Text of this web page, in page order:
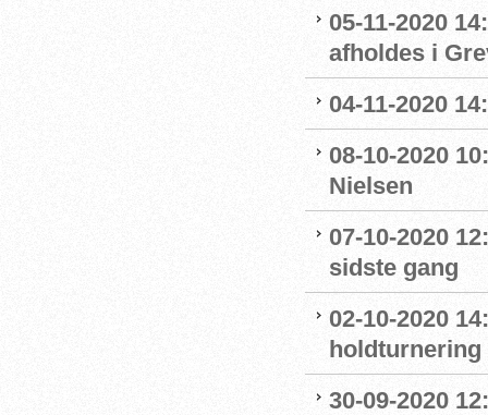
05-11-2020
afholdes i
04-11-2020
08-10-2020
Nielsen
07-10-2020
sidste gang
02-10-2020
holdturnering
30-09-2020